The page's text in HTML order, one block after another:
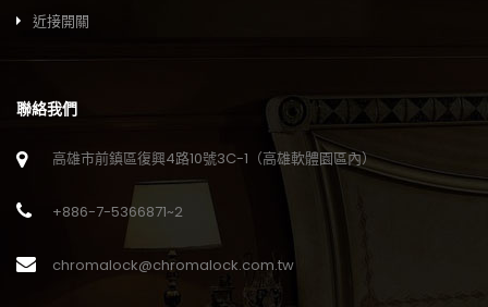
近接開關
聯絡我們
高雄市前鎮區復興4路10號3C-1（高雄軟體園區內）
+886-7-5366871~2
chromalock@chromalock.com.tw